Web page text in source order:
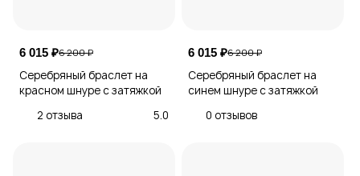
6 015 ₽6 200 ₽
Серебряный браслет на
красном шнуре с затяжкой
2 отзыва
5.0
6 015 ₽6 200 ₽
Серебряный браслет на
синем шнуре с затяжкой
0 отзывов